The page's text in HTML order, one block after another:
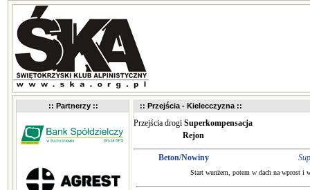
:: Partnerzy :: :: Przejścia - Kielecczyzna ::
Przejścia drogi Superkompensacja
Rejon
Beton/Nowiny
Start wunżem, potem w dach na wprost i